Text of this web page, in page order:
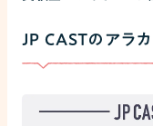
JP CASTのアラ